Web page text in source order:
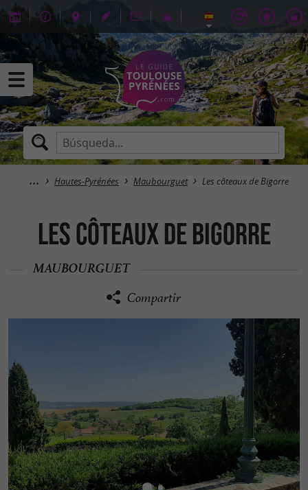
Hautes-Pyrénées Maubourguet Les côteaux de Bigorre
Les côteaux de Bigorre
MAUBOURGUET
Compartir